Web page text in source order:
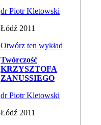
dr Piotr Kletowski
Łódź 2011
Otwórz ten wykład
Twórczość
KRZYSZTOFA
ZANUSSIEGO
dr Piotr Kletowski
Łódź 2011